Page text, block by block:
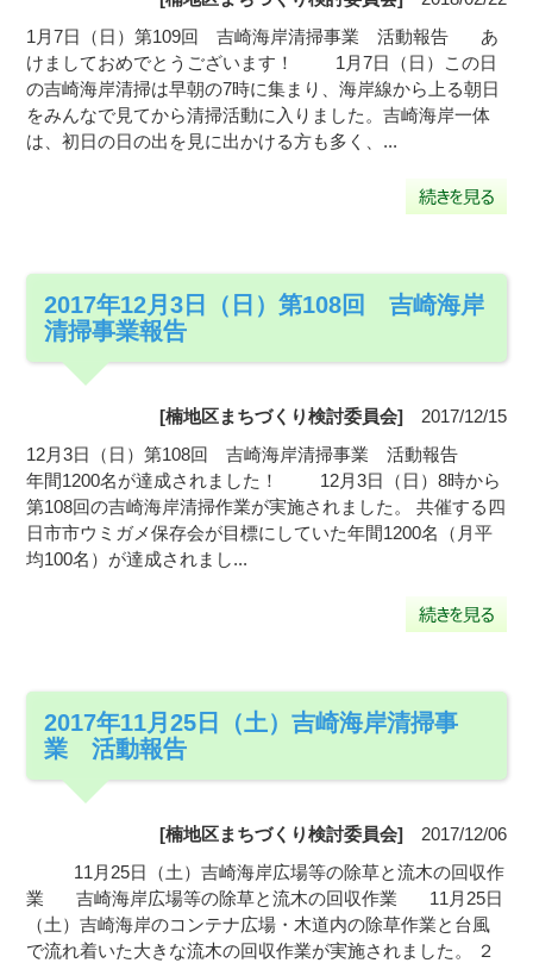
1月7日（日）第109回 吉崎海岸清掃事業 活動報告 あ
けましておめでとうございます！ 1月7日（日）この日
の吉崎海岸清掃は早朝の7時に集まり、海岸線から上る朝日
をみんなで見てから清掃活動に入りました。吉崎海岸一体
は、初日の日の出を見に出かける方も多く、...
2017年12月3日（日）第108回 吉崎海岸
清掃事業報告
[楠地区まちづくり検討委員会] 2017/12/15
12月3日（日）第108回 吉崎海岸清掃事業 活動報告
年間1200名が達成されました！ 12月3日（日）8時から
第108回の吉崎海岸清掃作業が実施されました。 共催する四
日市市ウミガメ保存会が目標にしていた年間1200名（月平
均100名）が達成されまし...
2017年11月25日（土）吉崎海岸清掃事
業 活動報告
[楠地区まちづくり検討委員会] 2017/12/06
11月25日（土）吉崎海岸広場等の除草と流木の回収作
業 吉崎海岸広場等の除草と流木の回収作業 11月25日
（土）吉崎海岸のコンテナ広場・木道内の除草作業と台風
で流れ着いた大きな流木の回収作業が実施されました。 ２